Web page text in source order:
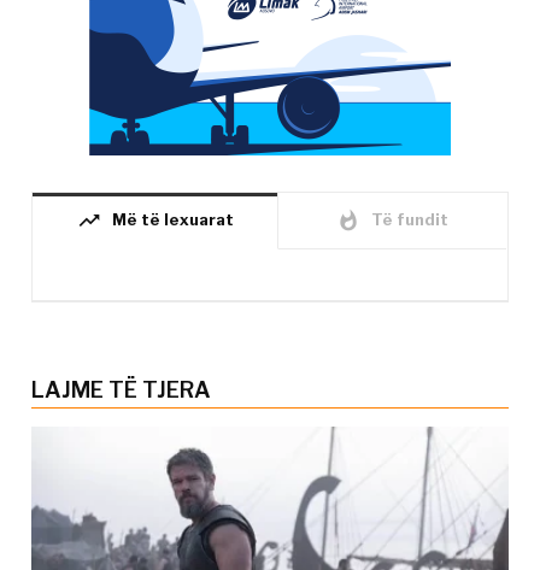
trending_up Më të lexuarat whatshot Të fundit
LAJME TË TJERA